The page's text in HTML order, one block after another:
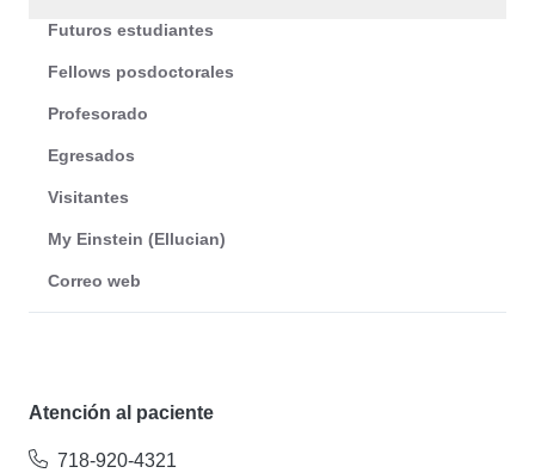
Futuros estudiantes
Fellows posdoctorales
Profesorado
Egresados
Visitantes
My Einstein (Ellucian)
Correo web
Atención al paciente
718-920-4321